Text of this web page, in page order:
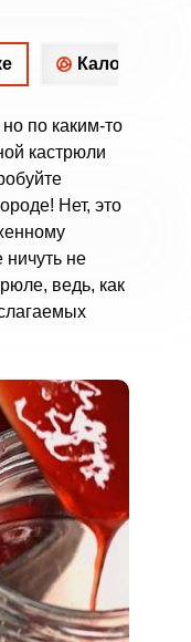
по каким-то
кастрюли
Нет, это
ничуть не
ведь, как